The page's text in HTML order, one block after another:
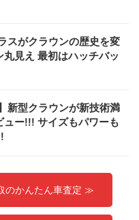
スがクラウンの歴史を変
見え 最初はハッチバッ
新型クラウンが新技術満
ュー!!! サイズもパワーも
のかんたん車査定 ≫